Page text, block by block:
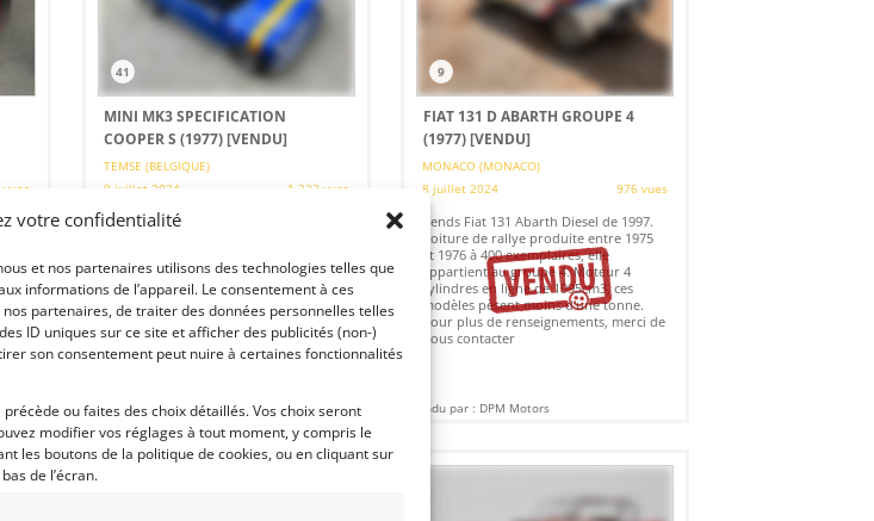
votre confidentialité
et nos partenaires utilisons des technologies telles que
informations de l’appareil. Le consentement à ces
partenaires, de traiter des données personnelles telles
ID uniques sur ce site et afficher des publicités (non-)
son consentement peut nuire à certaines fonctionnalités
ou faites des choix détaillés. Vos choix seront
modifier vos réglages à tout moment, y compris le
les boutons de la politique de cookies, ou en cliquant sur
de l’écran.
de
41
MINI MK3 SPECIFICATION
COOPER S (1977)[VENDU]
TEMSE (BELGIQUE)
9 juillet 2024
1 223 vues
Vends Mini MkIII specs Cooper S. La
Vendu par : Albion Motorcars
9
FIAT 131 D ABARTH GROUPE 4
(1977)[VENDU]
MONACO (MONACO)
8 juillet 2024
976 vues
Vends Fiat 131 Abarth Diesel de 1997.
Voiture de rallye produite entre 1975
et 1976 à 400 exemplaires, elle
appartient au groupe 4. Moteur 4
cylindres en ligne de 1995cm3, ces
modèles pèsent moins d'une tonne.
Pour plus de renseignements, merci de
nous contacter
Vendu par : DPM Motors